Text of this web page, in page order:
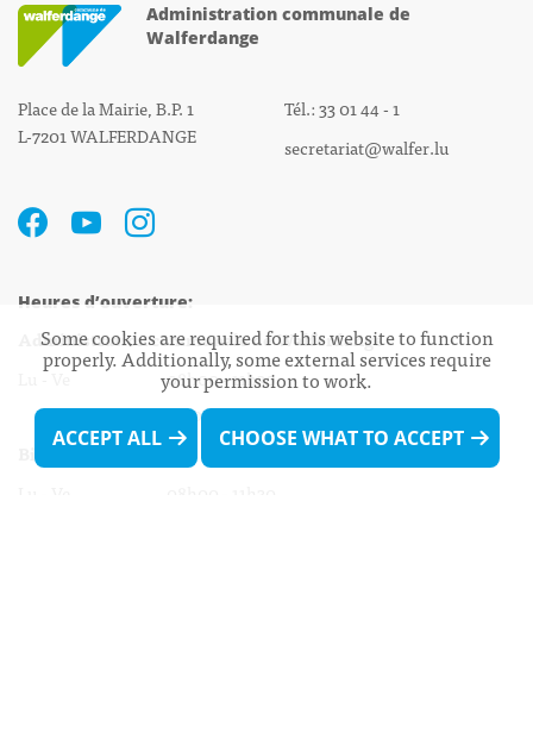
Administration communale de
Walferdange
Place de la Mairie, B.P. 1
L-7201 WALFERDANGE
Tél.: 33 01 44 - 1
secretariat@walfer.lu
Heures d’ouverture:
Administration communale de Walferdange
Lu - Ve 08h00 - 11h30
13h30 - 16h00
Biergercenter
Some cookies are required for this website to function
properly. Additionally, some external services require
your permission to work.
ACCEPT ALL CHOOSE WHAT TO ACCEPT